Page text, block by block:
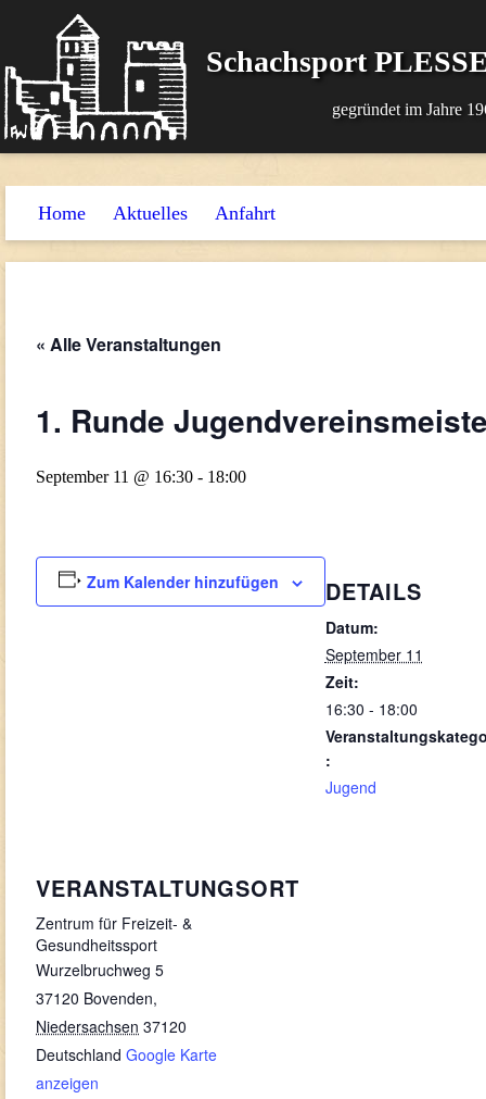
Schachsport
gegründet im Jahre
Home Aktuelles Anfahrt
« Alle Veranstaltungen
1. Runde
September 11 @ 16:30 - 18:00
Zum Kalender hinzufügen DETAILS
Datum:
September 11
Zeit:
16:30 - 18:00
:
Jugend
VERANSTALTUNGSORT
Zentrum für Freizeit- &
Gesundheitssport
Wurzelbruchweg 5
37120 Bovenden,
Niedersachsen 37120
Deutschland Google Karte
anzeigen